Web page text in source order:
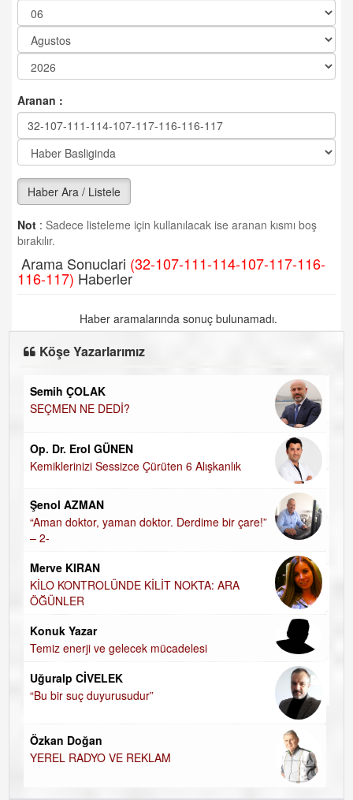
Aranan :
Haber Ara / Listele
Not : Sadece listeleme için kullanılacak ise aranan kısmı boş
bırakılır.
Arama Sonuclari (32-107-111-114-107-117-116-
116-117) Haberler
Haber aramalarında sonuç bulunamadı.
Köşe Yazarlarımız
doğan yıldıztan
Bir Başka Avrupa!
UĞUR DEMİROĞLU
HALKIN PARTİSİNDE YENİ YÖNETİM BELİRLENDİ…
DEİZM-TEİZM-ATEİZM-PANTEİZM’E BAKIŞ
Özge CERRAH
İsmail DEMİREL
NASIL FAKİRLEŞTİK?
Harun KARA
ÖĞRETMENİM , HAKKINI NASIL ÖDERİM !
Uzman Klinik Psikolog Erkan EZERÇE
SEVGİ ASLA YETMEZ!